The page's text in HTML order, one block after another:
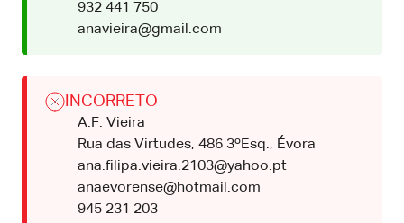
932 441 750
anavieira@gmail.com
INCORRETO
A.F. Vieira
Rua das Virtudes, 486 3ºEsq., Évora
ana.filipa.vieira.2103@yahoo.pt
anaevorense@hotmail.com
945 231 203